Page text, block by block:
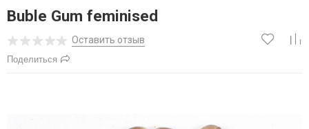
Buble Gum feminised
Оставить отзыв
Поделиться